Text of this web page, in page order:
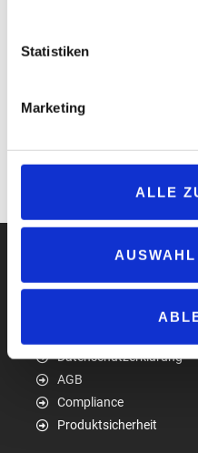
Statistiken
Marketing
ALLE
Hier
Datenschutzerklärung
AGB
Compliance
Produktsicherheit